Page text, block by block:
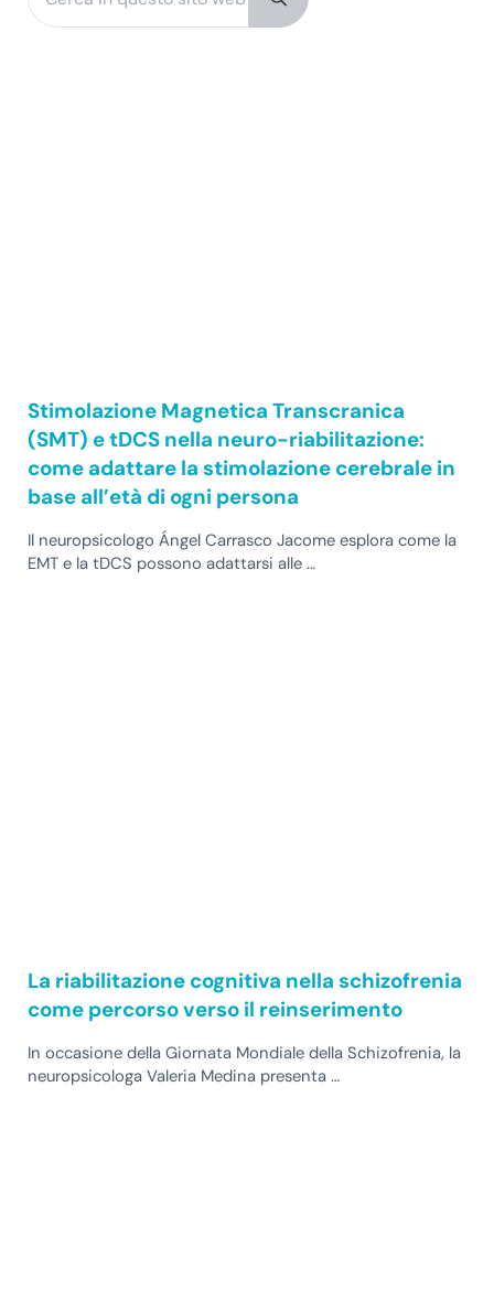
Submit search
Stimolazione Magnetica Transcranica
(SMT) e tDCS nella neuro-riabilitazione:
come adattare la stimolazione cerebrale in
base all’età di ogni persona
Il neuropsicologo Ángel Carrasco Jacome esplora come la
EMT e la tDCS possono adattarsi alle …
La riabilitazione cognitiva nella schizofrenia
come percorso verso il reinserimento
In occasione della Giornata Mondiale della Schizofrenia, la
neuropsicologa Valeria Medina presenta …